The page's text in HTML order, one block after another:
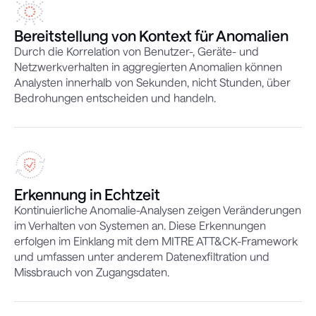
Bereitstellung von Kontext für Anomalien
Durch die Korrelation von Benutzer-, Geräte- und
Netzwerkverhalten in aggregierten Anomalien können
Analysten innerhalb von Sekunden, nicht Stunden, über
Bedrohungen entscheiden und handeln.
Erkennung in Echtzeit
Kontinuierliche Anomalie-Analysen zeigen Veränderungen
im Verhalten von Systemen an. Diese Erkennungen
erfolgen im Einklang mit dem MITRE ATT&CK-Framework
und umfassen unter anderem Datenexfiltration und
Missbrauch von Zugangsdaten.